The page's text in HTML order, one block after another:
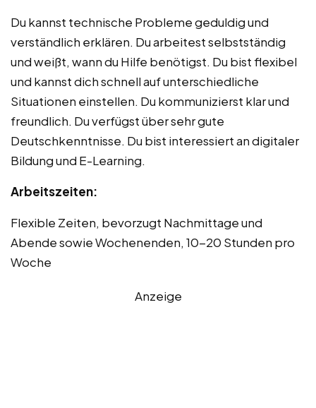
Du kannst technische Probleme geduldig und
verständlich erklären. Du arbeitest selbstständig
und weißt, wann du Hilfe benötigst. Du bist flexibel
und kannst dich schnell auf unterschiedliche
Situationen einstellen. Du kommunizierst klar und
freundlich. Du verfügst über sehr gute
Deutschkenntnisse. Du bist interessiert an digitaler
Bildung und E-Learning.
Arbeitszeiten:
Flexible Zeiten, bevorzugt Nachmittage und
Abende sowie Wochenenden, 10-20 Stunden pro
Woche
Anzeige